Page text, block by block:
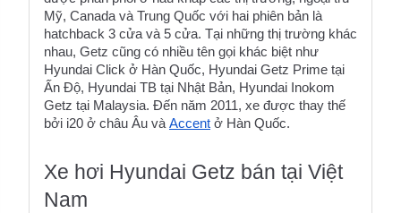
Mỹ, Canada và Trung Quốc với hai phiên bản là
hatchback 3 cửa và 5 cửa. Tại những thị trường khác
nhau, Getz cũng có nhiều tên gọi khác biệt như
Hyundai Click ở Hàn Quốc, Hyundai Getz Prime tại
Ấn Độ, Hyundai TB tại Nhật Bản, Hyundai Inokom
Getz tại Malaysia. Đến năm 2011, xe được thay thế
bởi i20 ở châu Âu và Accent ở Hàn Quốc.
Xe hơi Hyundai Getz bán tại Việt
Nam